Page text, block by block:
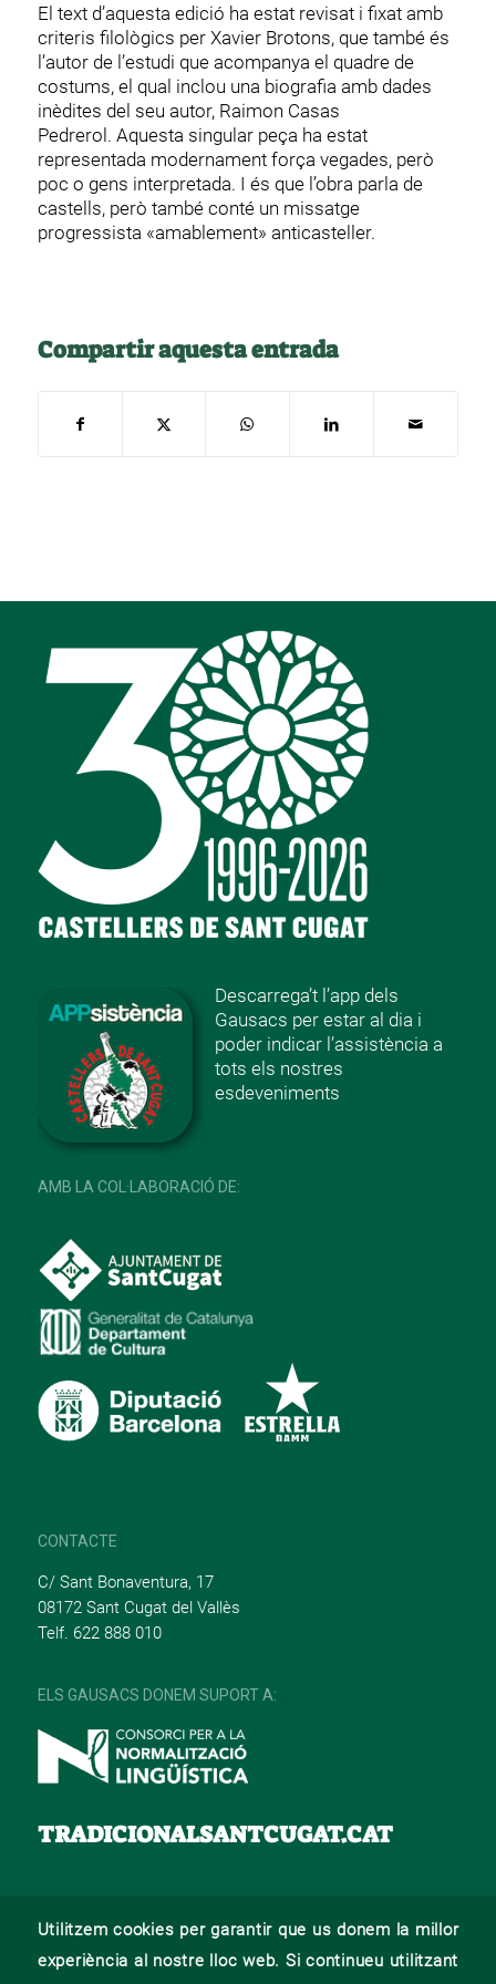
El text d’aquesta edició ha estat revisat i fixat amb
criteris filològics per Xavier Brotons, que també és
l’autor de l’estudi que acompanya el quadre de
costums, el qual inclou una biografia amb dades
inèdites del seu autor, Raimon Casas
Pedrerol. Aquesta singular peça ha estat
representada modernament força vegades, però
poc o gens interpretada. I és que l’obra parla de
castells, però també conté un missatge
progressista «amablement» anticasteller.
Compartir aquesta entrada
Descarrega’t l’app dels
Gausacs per estar al dia i
poder indicar l’assistència a
tots els nostres
esdeveniments
AMB LA COL·LABORACIÓ DE:
CONTACTE
C/ Sant Bonaventura, 17
08172 Sant Cugat del Vallès
Telf. 622 888 010
ELS GAUSACS DONEM SUPORT A:
TRADICIONALSANTCUGAT.CAT
© 2022 –Web desenvolupat per La Saladeta
Utilitzem cookies per garantir que us donem la millor
experiència al nostre lloc web. Si continueu utilitzant